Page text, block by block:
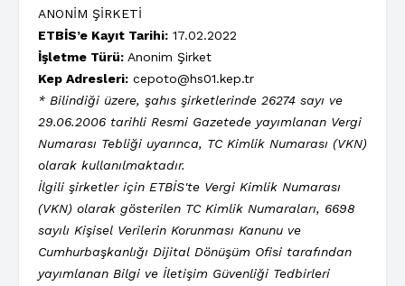
ANONİM ŞİRKETİ
ETBİS’e Kayıt Tarihi: 17.02.2022
İşletme Türü: Anonim Şirket
Kep Adresleri: cepoto@hs01.kep.tr
* Bilindiği üzere, şahıs şirketlerinde 26274 sayı ve
29.06.2006 tarihli Resmi Gazetede yayımlanan Vergi
Numarası Tebliği uyarınca, TC Kimlik Numarası (VKN)
olarak kullanılmaktadır.
İlgili şirketler için ETBİS'te Vergi Kimlik Numarası
(VKN) olarak gösterilen TC Kimlik Numaraları, 6698
sayılı Kişisel Verilerin Korunması Kanunu ve
Cumhurbaşkanlığı Dijital Dönüşüm Ofisi tarafından
yayımlanan Bilgi ve İletişim Güvenliği Tedbirleri